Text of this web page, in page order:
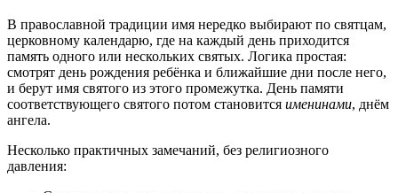
В православной традиции имя нередко выбирают по святцам,
церковному календарю, где на каждый день приходится
память одного или нескольких святых. Логика простая:
смотрят день рождения ребёнка и ближайшие дни после него,
и берут имя святого из этого промежутка. День памяти
соответствующего святого потом становится именинами, днём
ангела.
Несколько практичных замечаний, без религиозного
давления: